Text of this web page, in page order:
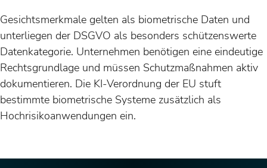
Gesichtsmerkmale gelten als biometrische Daten und
unterliegen der DSGVO als besonders schützenswerte
Datenkategorie. Unternehmen benötigen eine eindeutige
Rechtsgrundlage und müssen Schutzmaßnahmen aktiv
dokumentieren. Die KI-Verordnung der EU stuft
bestimmte biometrische Systeme zusätzlich als
Hochrisikoanwendungen ein.